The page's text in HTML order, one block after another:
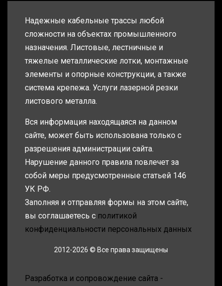
Надежные кабельные трассы любой
сложности на объектах промышленного
назначения. Листовые, лестничные и
тяжелые металлические лотки, монтажные
элементы и опорные конструкции, а также
система крепежа. Услуги лазерной резки
листового металла.
Вся информация находящаяся на данном
сайте, может быть использована только с
разрешения администрации сайта.
Нарушение данного правила повлечет за
собой меры предусмотренные статьей 146
УК РФ.
Заполняя и отправляя формы на этом сайте,
вы соглашаетесь с политикой
конфиденциальности персональных данных
2012-2026 © Все права защищены
Разработка и сопровождение сайта -